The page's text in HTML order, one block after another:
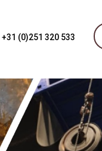
+31 (0)251 320 533